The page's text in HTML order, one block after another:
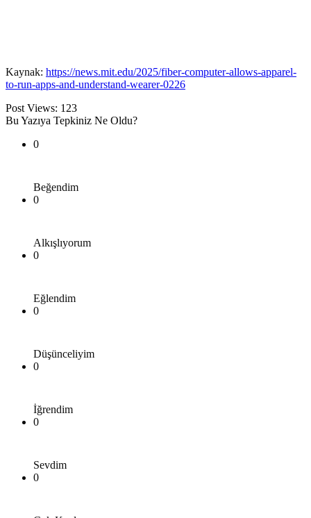
Kaynak: https://news.mit.edu/2025/fiber-computer-allows-apparel-
to-run-apps-and-understand-wearer-0226
Post Views: 123
Bu Yazıya Tepkiniz Ne Oldu?
0
Beğendim
0
Alkışlıyorum
0
Eğlendim
0
Düşünceliyim
0
İğrendim
0
Sevdim
0